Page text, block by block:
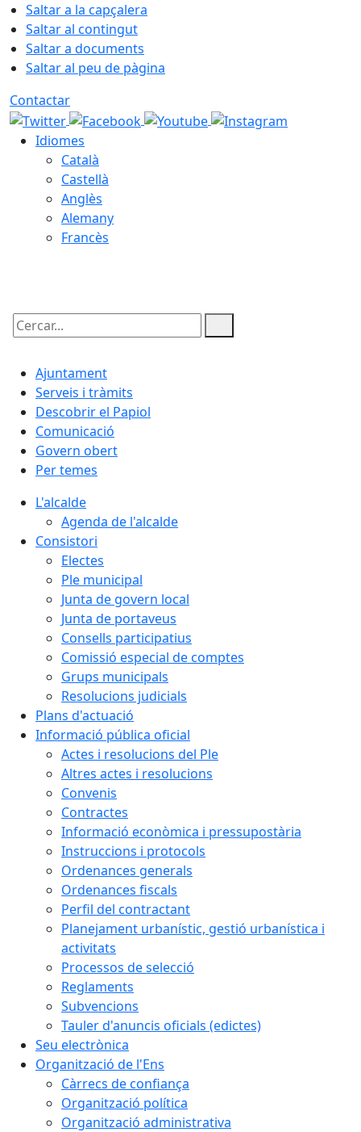
Saltar a la capçalera
Saltar al contingut
Saltar a documents
Saltar al peu de pàgina
Contactar
Idiomes
Català
Castellà
Anglès
Alemany
Francès
Cercar:
Ajuntament
Serveis i tràmits
Descobrir el Papiol
Comunicació
Govern obert
Per temes
L'alcalde
Agenda de l'alcalde
Consistori
Electes
Ple municipal
Junta de govern local
Junta de portaveus
Consells participatius
Comissió especial de comptes
Grups municipals
Resolucions judicials
Plans d'actuació
Informació pública oficial
Actes i resolucions del Ple
Altres actes i resolucions
Convenis
Contractes
Informació econòmica i pressupostària
Instruccions i protocols
Ordenances generals
Ordenances fiscals
Perfil del contractant
Planejament urbanístic, gestió urbanística i
activitats
Processos de selecció
Reglaments
Subvencions
Tauler d'anuncis oficials (edictes)
Seu electrònica
Organització de l'Ens
Càrrecs de confiança
Organització política
Organització administrativa